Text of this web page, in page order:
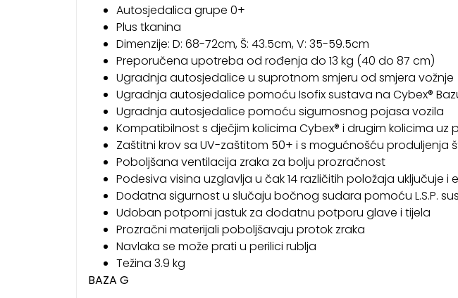
Autosjedalica grupe 0+
Plus tkanina
Dimenzije: D: 68-72cm, Š: 43.5cm, V: 35-59.5cm
Preporučena upotreba od rođenja do 13 kg (40 do 87 cm)
Ugradnja autosjedalice u suprotnom smjeru od smjera vožnje
Ugradnja autosjedalice pomoću Isofix sustava na Cybex®
Ugradnja autosjedalice pomoću sigurnosnog pojasa vozila
Kompatibilnost s dječjim kolicima Cybex® i drugim kolicima
Zaštitni krov sa UV-zaštitom 50+ i s mogućnošću produljenja
Poboljšana ventilacija zraka za bolju prozračnost
Podesiva visina uzglavlja u čak 14 različitih položaja uključuje i
Dodatna sigurnost u slučaju bočnog sudara pomoću L.S.P.
Udoban potporni jastuk za dodatnu potporu glave i tijela
Prozračni materijali poboljšavaju protok zraka
Navlaka se može prati u perilici rublja
Težina 3.9 kg
BAZA G